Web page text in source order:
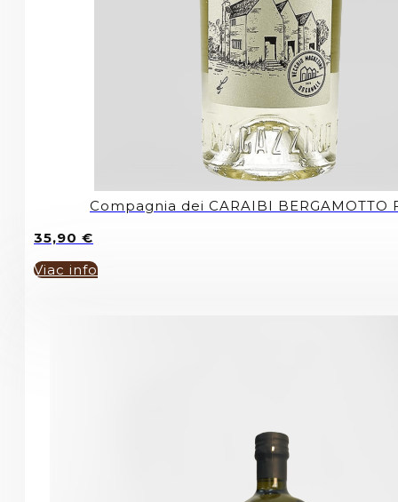
Compagnia dei CARAIBI BERGAMOTTO
35,90 €
Viac info